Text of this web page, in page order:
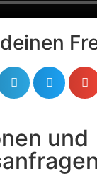
und